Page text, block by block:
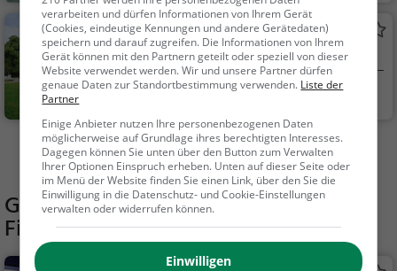
Wröhmännerpark
Park in Berlin (Spandau)
Berlin
Familie & Kinder,
Natur
Mehr Aktivitäten in Berlin finden
Gaststätten in der Nähe von
Fitnesspark Berlin
verarbeiten und dürfen Informationen von Ihrem Gerät
(Cookies, eindeutige Kennungen und andere Gerätedaten)
speichern und darauf zugreifen. Die Informationen von Ihrem
Gerät können mit den Partnern geteilt oder speziell von dieser
Website verwendet werden. Wir und unsere Partner dürfen
genaue Daten zur Standortbestimmung verwenden. Liste der
Partner
Einige Anbieter nutzen Ihre personenbezogenen Daten
möglicherweise auf Grundlage ihres berechtigten Interesses.
Dagegen können Sie unten über den Button zum Verwalten
Ihrer Optionen Einspruch erheben. Unten auf dieser Seite oder
im Menü der Website finden Sie einen Link, über den Sie die
Einwilligung in die Datenschutz- und Cookie-Einstellungen
verwalten oder widerrufen können.
Einwilligen